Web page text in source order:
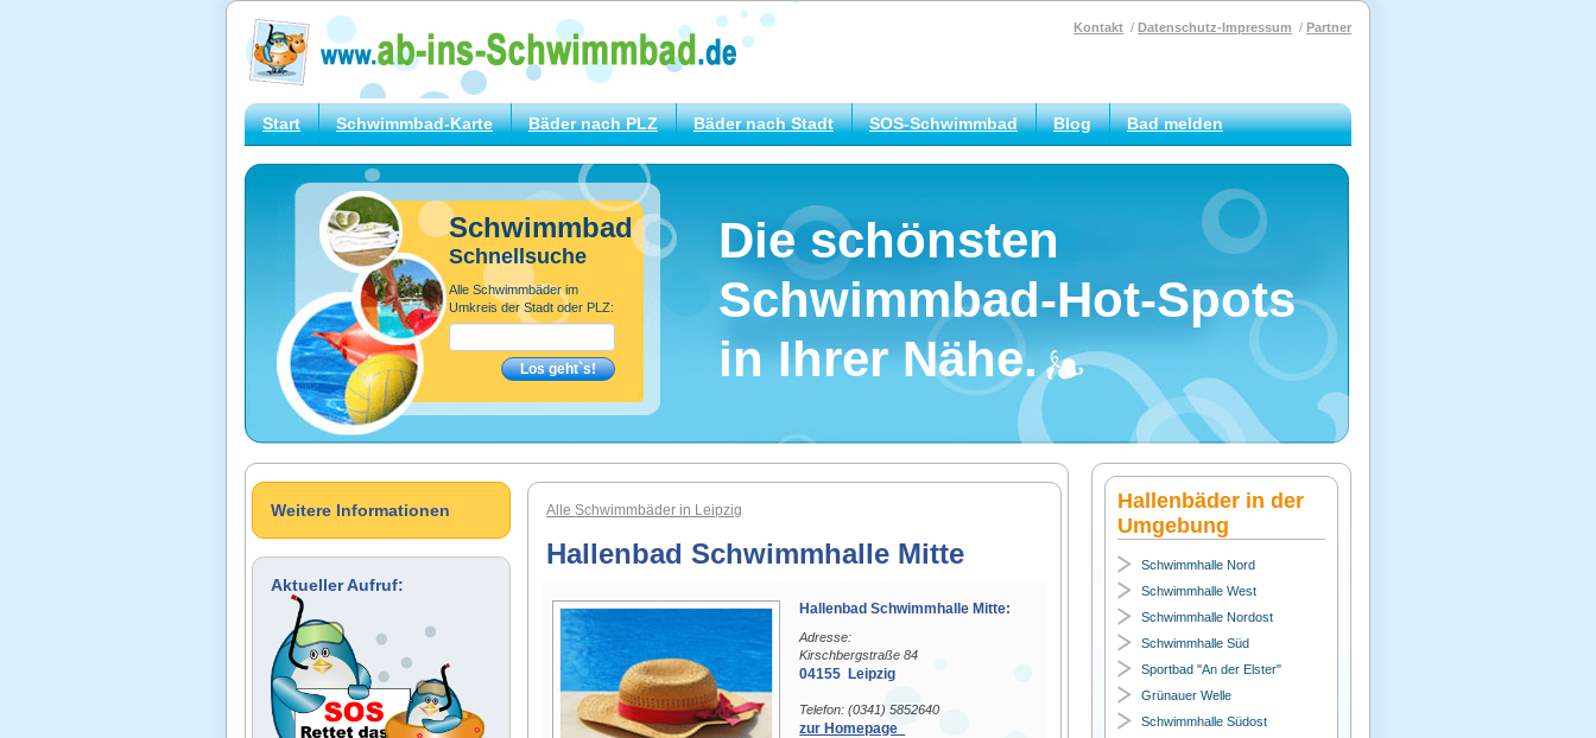
Kontakt Datenschutz-Impressum Partner
Start Schwimmbad-Karte Bäder nach PLZ Bäder nach Stadt SOS-Schwimmbad Blog Bad melden
Schwimmbad
Schnellsuche
Alle Schwimmbäder im
Umkreis der Stadt oder PLZ:
Die schönsten
Schwimmbad-Hot-Spots
in Ihrer Nähe.
Alle Schwimmbäder in Leipzig
Hallenbad Schwimmhalle Mitte
Hallenbad Schwimmhalle Mitte:
Adresse:
Kirschbergstraße 84
04155 Leipzig
Telefon: (0341) 5852640
zur Homepage
Weitere Informationen
Aktueller Aufruf:
Hallenbäder in der
Umgebung
Schwimmhalle Nord
Schwimmhalle West
Schwimmhalle Nordost
Schwimmhalle Süd
Sportbad "An der Elster"
Grünauer Welle
Schwimmhalle Südost